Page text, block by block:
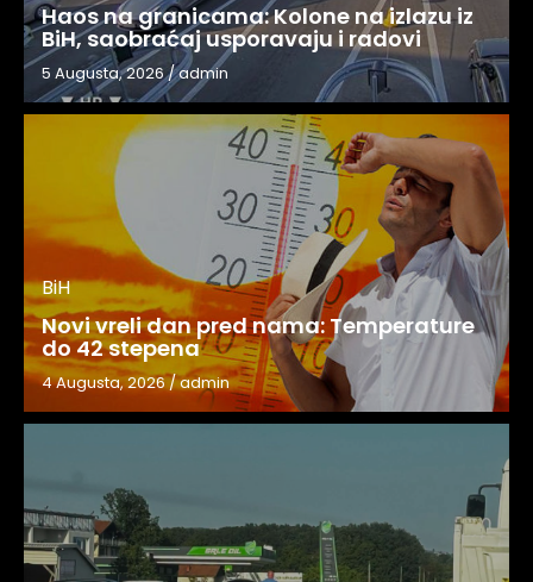
Haos na granicama: Kolone na izlazu iz
BiH, saobraćaj usporavaju i radovi
5 Augusta, 2026/admin
BiH
Novi vreli dan pred nama: Temperature
do 42 stepena
4 Augusta, 2026/admin